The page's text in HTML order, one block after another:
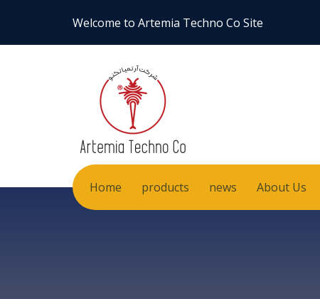
Welcome to Artemia Techno Co Site
Home products news About Us